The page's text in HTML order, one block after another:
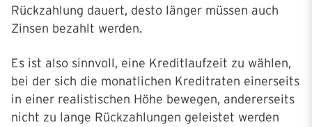
Rückzahlung dauert, desto länger müssen auch
Zinsen bezahlt werden.
Es ist also sinnvoll, eine Kreditlaufzeit zu wählen,
bei der sich die monatlichen Kreditraten einerseits
in einer realistischen Höhe bewegen, andererseits
nicht zu lange Rückzahlungen geleistet werden